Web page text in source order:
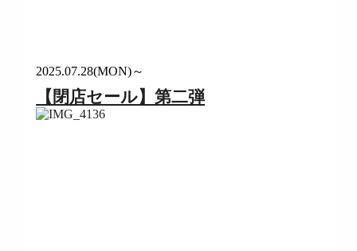
2025.07.28(MON)～
【閉店セール】第二弾